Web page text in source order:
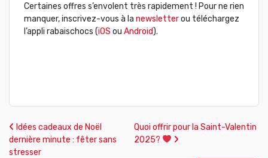
Certaines offres s’envolent très rapidement ! Pour ne rien
manquer, inscrivez-vous à la newsletterou téléchargez
l’appli rabaischocs (iOS ou Android).
Navigation des articles
Idées cadeaux de Noël
dernière minute : fêter sans
stresser
Quoi offrir pour la Saint-Valentin
2025?